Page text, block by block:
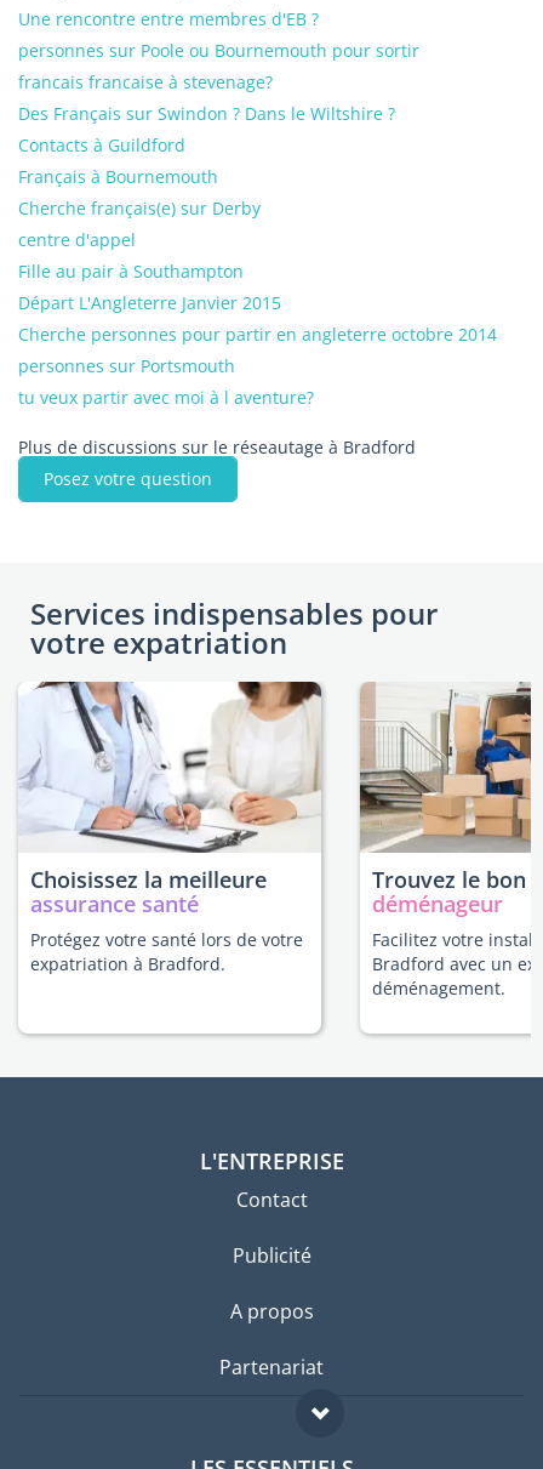
Une rencontre entre membres d'EB ?
personnes sur Poole ou Bournemouth pour sortir
francais francaise à stevenage?
Des Français sur Swindon ? Dans le Wiltshire ?
Contacts à Guildford
Français à Bournemouth
Cherche français(e) sur Derby
centre d'appel
Fille au pair à Southampton
Départ L'Angleterre Janvier 2015
Cherche personnes pour partir en angleterre octobre 2014
personnes sur Portsmouth
tu veux partir avec moi à l aventure?
Plus de discussions sur le réseautage à Bradford
Posez votre question
Services indispensables pour
votre expatriation
Choisissez la meilleure
assurance santé
Protégez votre santé lors de votre
expatriation à Bradford.
Trouvez le bon
déménageur
Facilitez votre
Bradford avec un
déménagement.
L'ENTREPRISE
Contact
Publicité
A propos
Partenariat